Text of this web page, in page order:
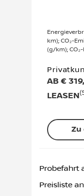
km); CO₂-
(g/km); CO₂-
AB €
LEASEN
Zu
Probefahrt
Preisliste